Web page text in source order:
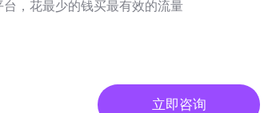
立即咨询
，花最少的钱买最有效的流量